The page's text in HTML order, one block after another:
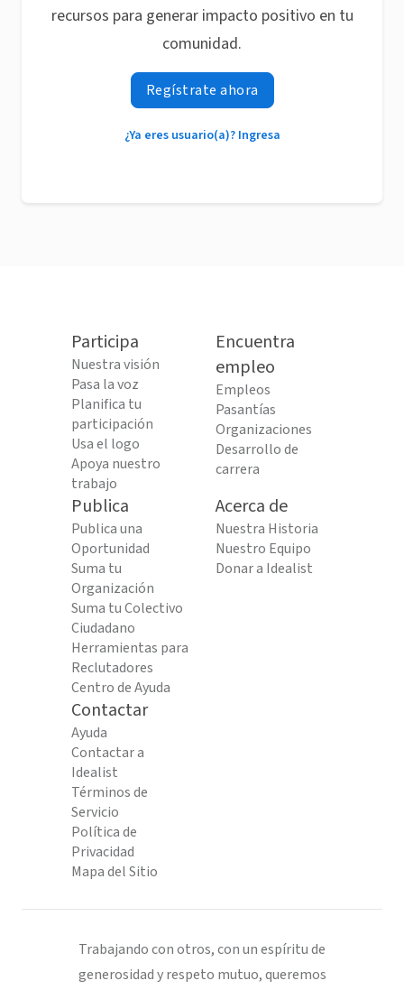
recursos para generar impacto positivo en tu
comunidad.
Regístrate ahora
¿Ya eres usuario(a)? Ingresa
Participa
Nuestra visión
Pasa la voz
Planifica tu
participación
Usa el logo
Apoya nuestro
trabajo
Encuentra
empleo
Empleos
Pasantías
Organizaciones
Desarrollo de
carrera
Publica
Publica una
Oportunidad
Suma tu
Organización
Suma tu Colectivo
Ciudadano
Herramientas para
Reclutadores
Centro de Ayuda
Acerca de
Nuestra Historia
Nuestro Equipo
Donar a Idealist
Contactar
Ayuda
Contactar a
Idealist
Términos de
Servicio
Política de
Privacidad
Mapa del Sitio
Trabajando con otros, con un espíritu de
generosidad y respeto mutuo, queremos